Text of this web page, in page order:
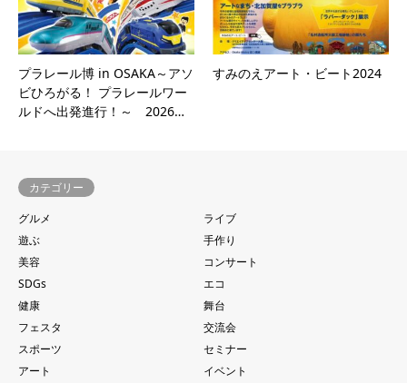
プラレール博 in OSAKA～アソ
ビひろがる！ プラレールワー
ルドへ出発進行！～ 2026…
すみのえアート・ビート2024
カテゴリー
グルメ
ライブ
遊ぶ
手作り
美容
コンサート
SDGs
エコ
健康
舞台
フェスタ
交流会
スポーツ
セミナー
アート
イベント